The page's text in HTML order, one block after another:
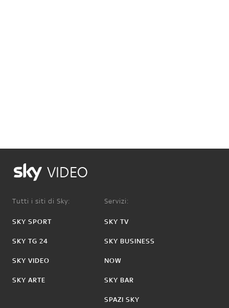
VIDEO
Tutti i siti di Sky:
SKY SPORT
SKY TG 24
SKY VIDEO
SKY ARTE
Servizi:
SKY TV
SKY BUSINESS
NOW
SKY BAR
SPAZI SKY